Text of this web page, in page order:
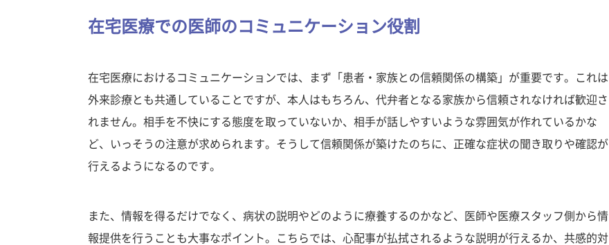
在宅医療での医師のコミュニケーション役割
在宅医療におけるコミュニケーションでは、まず「患者・家族との信頼関係の構築」が重要です。これは
外来診療とも共通していることですが、本人はもちろん、代弁者となる家族から信頼されなければ歓迎さ
れません。相手を不快にする態度を取っていないか、相手が話しやすいような雰囲気が作れているかな
ど、いっそうの注意が求められます。そうして信頼関係が築けたのちに、正確な症状の聞き取りや確認が
行えるようになるのです。
また、情報を得るだけでなく、病状の説明やどのように療養するのかなど、医師や医療スタッフ側から情
報提供を行うことも大事なポイント。こちらでは、心配事が払拭されるような説明が行えるか、共感的対